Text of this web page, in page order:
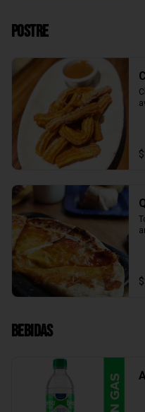
Postre
Bebidas